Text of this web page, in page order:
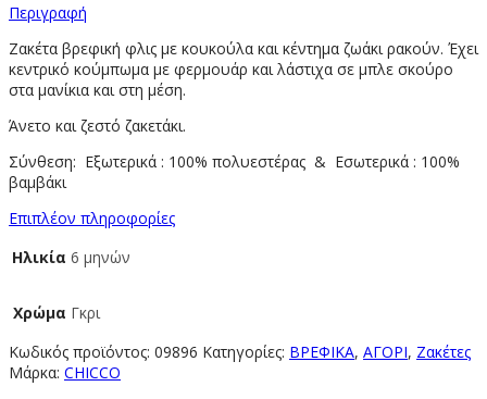
ποσότητα
Περιγραφή
Ζακέτα βρεφική φλις με κουκούλα και κέντημα ζωάκι ρακούν. Έχει
κεντρικό κούμπωμα με φερμουάρ και λάστιχα σε μπλε σκούρο
στα μανίκια και στη μέση.
Άνετο και ζεστό ζακετάκι.
Σύνθεση: Εξωτερικά : 100% πολυεστέρας & Εσωτερικά : 100%
βαμβάκι
Επιπλέον πληροφορίες
Ηλικία 6 μηνών
Χρώμα Γκρι
Κωδικός προϊόντος: 09896 Κατηγορίες: ΒΡΕΦΙΚΑ, ΑΓΟΡΙ, Ζακέτες
Μάρκα: CHICCO